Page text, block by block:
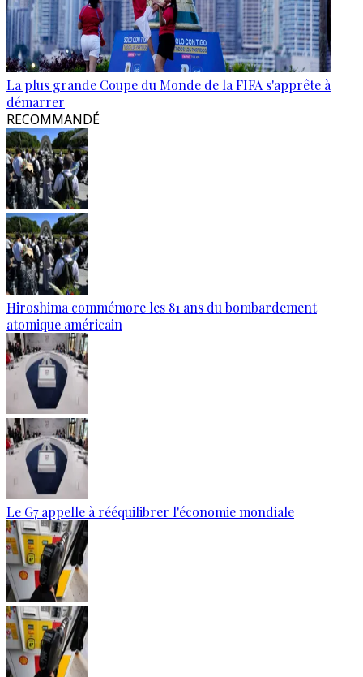
La plus grande Coupe du Monde de la FIFA s'apprête à
démarrer
RECOMMANDÉ
Hiroshima commémore les 81 ans du bombardement
atomique américain
Le G7 appelle à rééquilibrer l'économie mondiale